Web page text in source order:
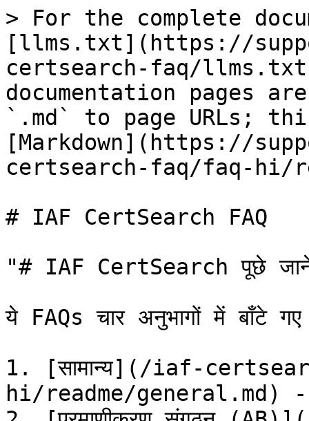
> For the complete
[llms.txt](https://
certsearch-faq/
documentation pages
`.md` to page URLs;
[Markdown](https://
certsearch-faq/faq-hi/
# IAF CertSearch FAQ
"# IAF CertSearch पूछे
ये FAQs चार अनुभागों में बाँटे
1. [सामान्य](/iaf-
hi/readme/general.md) -